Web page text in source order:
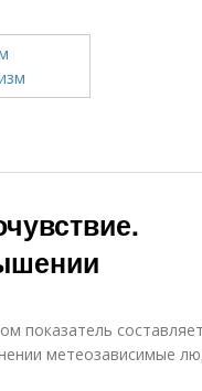
показатель составляет
метеозависимые